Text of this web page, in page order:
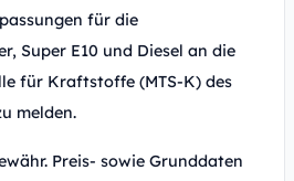
für die
Super E10 und Diesel an die
für Kraftstoffe (MTS-K) des
melden.
Preis- sowie Grunddaten